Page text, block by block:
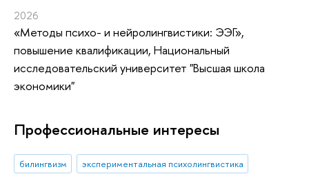
2026
«Методы психо- и нейролингвистики: ЭЭГ»,
повышение квалификации, Национальный
исследовательский университет "Высшая школа
экономики"
Профессиональные интересы
билингвизм
экспериментальная психолингвистика